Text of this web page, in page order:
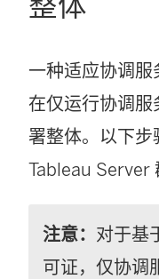
一种适应协调服
在仅运行协调
署整体。以下
Tableau Server
注意： 对于基
可证，仅协调